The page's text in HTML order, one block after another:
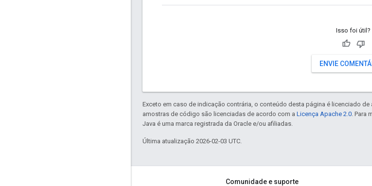
Isso foi útil?
ENVIE
Exceto em caso de indicação contrária, o conteúdo desta página é licenciado de
amostras de código são licenciadas de acordo com a Licença Apache 2.0. Para
Java é uma marca registrada da Oracle e/ou afiliadas.
Última atualização 2026-02-03 UTC.
Comunidade e suporte